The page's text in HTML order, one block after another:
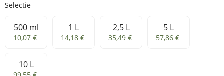
Selectie
500 ml
500 ml
10,07 €
1 L
1 L
14,18 €
2,5 L
2,5 L
35,49 €
5 L
5 L
57,86 €
10 L
10 L